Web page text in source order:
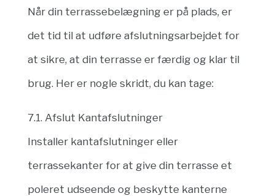
Når din terrassebelægning er på plads, er
det tid til at udføre afslutningsarbejdet for
at sikre, at din terrasse er færdig og klar til
brug. Her er nogle skridt, du kan tage:
7.1. Afslut Kantafslutninger
Installer kantafslutninger eller
terrassekanter for at give din terrasse et
poleret udseende og beskytte kanterne